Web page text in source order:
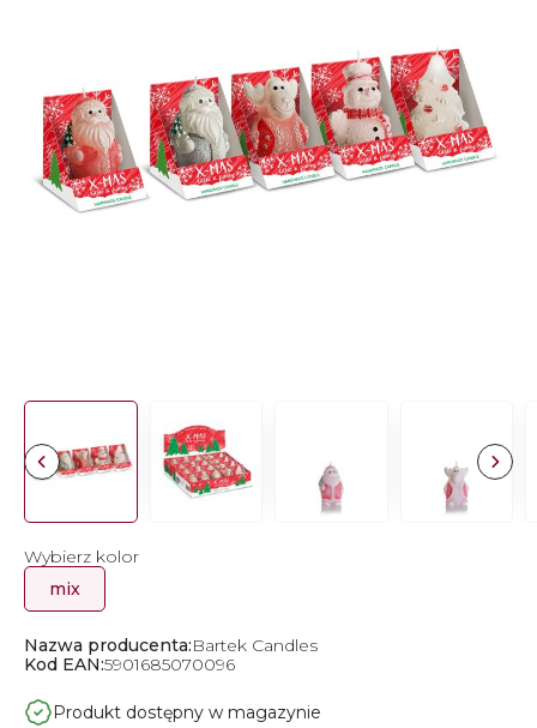
Wybierz kolor
mix
Nazwa producenta:Bartek Candles
Kod EAN:5901685070096
Produkt dostępny w magazynie